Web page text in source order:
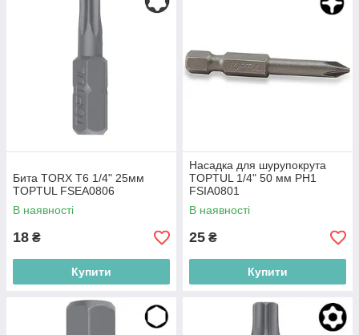
Бита TORX T6 1/4" 25мм
TOPTUL FSEA0806
В наявності
18 ₴
Купити
Насадка для шурупокрута
TOPTUL 1/4" 50 мм PH1
FSIA0801
В наявності
25 ₴
Купити